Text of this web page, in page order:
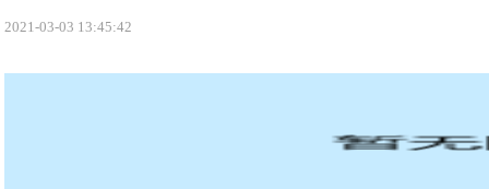
2021-03-03 13:45:42